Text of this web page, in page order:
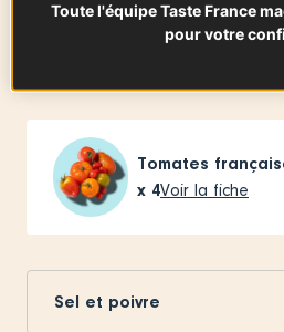
Pain de campagne
Tomates
x 4Voir la fiche
Sel et poivre
Toute l'équipe Taste France
pour votre